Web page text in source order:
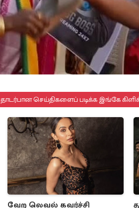
செய்திகளைப் படிக்க இங்கே
வேற லெவல் கவர்ச்சி